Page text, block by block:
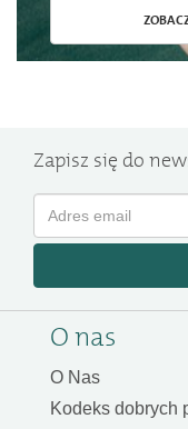
Zapisz się do
O nas
O Nas
Kodeks dobrych